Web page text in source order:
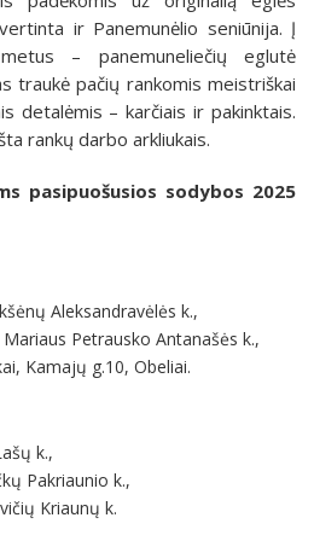
ir Panemunėlio seniūnija. Į
– panemuneliečių eglutė
traukė pačių rankomis meistriškai
detalėmis – karčiais ir pakinktais.
rankų darbo arkliukais.
pasipuošusios sodybos 2025
Aleksandravėlės k.,
Petrausko Antanašės k.,
Kamajų g.10, Obeliai.
k.,
Pakriaunio k.,
Kriaunų k.